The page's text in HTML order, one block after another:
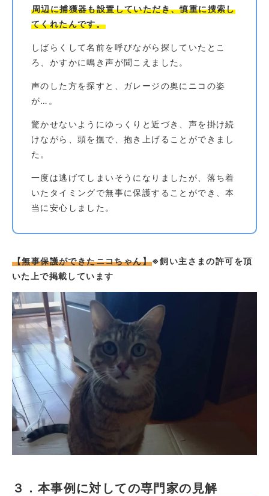
周辺に捕獲器も設置していただき、慎重に捜索し
てくれたんです。
しばらくして名前を呼びながら探していたとこ
ろ、かすかに鳴き声が聞こえました。
声のした方を探すと、ガレージの奥にニコの姿
が…。
驚かせないようにゆっくりと近づき、声を掛け続
けながら、頭を撫で、抱き上げることができまし
た。
一度は逃げてしまいそうになりましたが、落ち着
いたタイミングで無事に保護することができ、本
当に安心しました。
【無事保護ができたニコちゃん】※飼い主さまの許可を頂
いた上で掲載しています
３．本事例に対しての専門家の見解